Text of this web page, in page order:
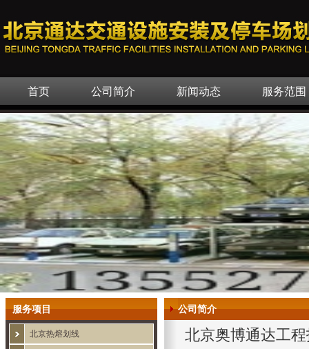
首页 公司简介 新闻动态 服务范围
服务项目
北京热熔划线
公司简介
北京奥博通达工